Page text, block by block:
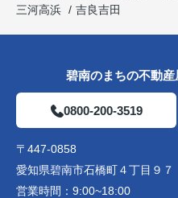
三河高浜
吉良吉田
碧南のまちの不動
0800-200-3519
〒447-0858
愛知県碧南市石橋町４丁目９７
営業時間： 9:00~18:00